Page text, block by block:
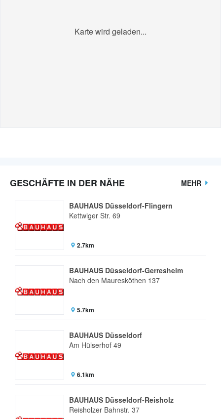
Karte wird geladen...
GESCHÄFTE IN DER NÄHE MEHR
BAUHAUS Düsseldorf-Flingern
Kettwiger Str. 69
2.7km
BAUHAUS Düsseldorf-Gerresheim
Nach den Mauresköthen 137
5.7km
BAUHAUS Düsseldorf
Am Hülserhof 49
6.1km
BAUHAUS Düsseldorf-Reisholz
Reisholzer Bahnstr. 37